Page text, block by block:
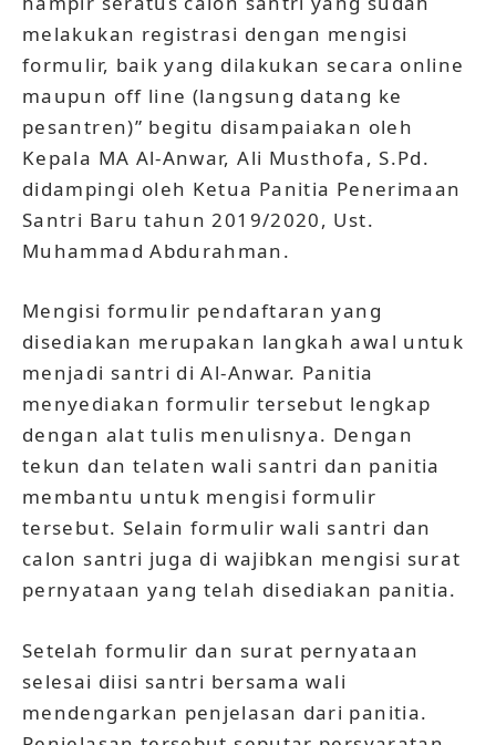
melakukan registrasi dengan mengisi
formulir, baik yang dilakukan secara online
maupun off line (langsung datang ke
pesantren)” begitu disampaiakan oleh
Kepala MA Al-Anwar, Ali Musthofa, S.Pd.
didampingi oleh Ketua Panitia Penerimaan
Santri Baru tahun 2019/2020, Ust.
Muhammad Abdurahman.
Mengisi formulir pendaftaran yang
disediakan merupakan langkah awal untuk
menjadi santri di Al-Anwar. Panitia
menyediakan formulir tersebut lengkap
dengan alat tulis menulisnya. Dengan
tekun dan telaten wali santri dan panitia
membantu untuk mengisi formulir
tersebut. Selain formulir wali santri dan
calon santri juga di wajibkan mengisi surat
pernyataan yang telah disediakan panitia.
Setelah formulir dan surat pernyataan
selesai diisi santri bersama wali
mendengarkan penjelasan dari panitia.